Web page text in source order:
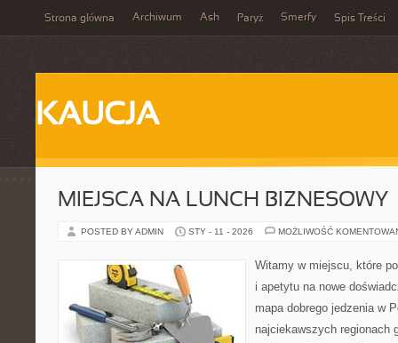
Strona główna Archiwum Ash Paryż Smerfy Spis Treści
KAUCJA
MIEJSCA NA LUNCH BIZNESOWY
POSTED BY ADMIN STY - 11 - 2026 MOŻLIWOŚĆ
Witamy w miejscu, które
i apetytu na nowe
mapa dobrego jedzenia w
najciekawszych regionach